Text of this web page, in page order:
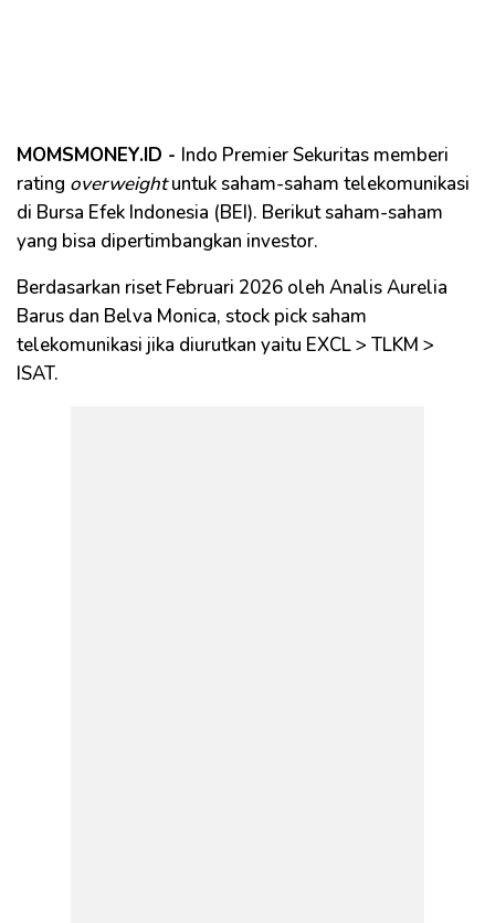
MOMSMONEY.ID - Indo Premier Sekuritas memberi
rating overweightuntuk saham-saham telekomunikasi
di Bursa Efek Indonesia (BEI). Berikut saham-saham
yang bisa dipertimbangkan investor.
Berdasarkan riset Februari 2026 oleh Analis Aurelia
Barus dan Belva Monica, stock pick saham
telekomunikasi jika diurutkan yaitu EXCL > TLKM >
ISAT.